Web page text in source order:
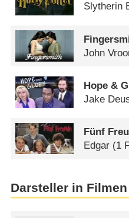
Slytherin
John
Hope &
Jake
Fünf
Edgar (1
Darsteller in Filmen